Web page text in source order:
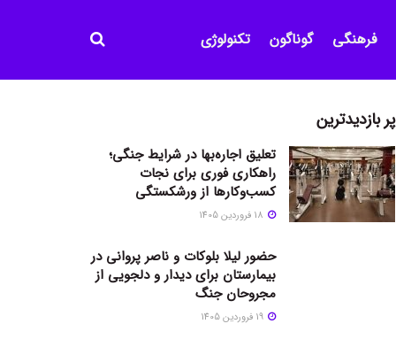
فرهنگی گوناگون تکنولوژی
پر بازدیدترین
تعلیق اجاره‌بها در شرایط جنگی؛
راهکاری فوری برای نجات
کسب‌وکارها از ورشکستگی
حضور لیلا بلوکات و ناصر پروانی در
بیمارستان برای دیدار و دلجویی از
مجروحان جنگ